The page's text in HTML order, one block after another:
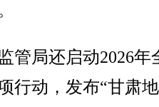
局还启动2026年
行动，发布“甘肃